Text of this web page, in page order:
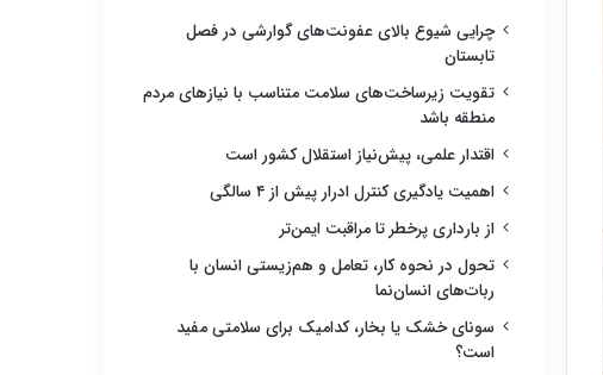
چرایی شیوع بالای عفونت‌های گوارشی در فصل
تابستان
تقویت زیرساخت‌های سلامت متناسب با نیازهای مردم
منطقه باشد
اقتدار علمی، پیش‌نیاز استقلال کشور است
اهمیت یادگیری کنترل ادرار پیش از ۴ سالگی
از بارداری پرخطر تا مراقبت ایمن‌تر
تحول در نحوه کار، تعامل و هم‌زیستی انسان با
ربات‌های انسان‌نما
سونای خشک یا بخار، کدامیک برای سلامتی مفید
است؟